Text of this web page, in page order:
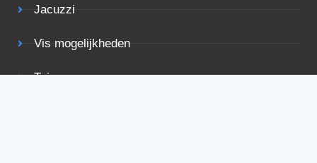
Jacuzzi
Vis mogelijkheden
Tuin